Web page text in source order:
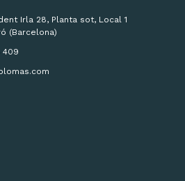
Irla 28, Planta sot, Local 1
(Barcelona)
409